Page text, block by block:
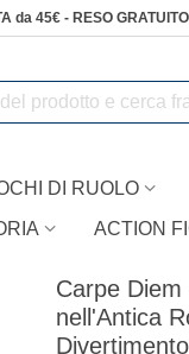
da 45€ - RESO GRATUITO
DI RUOLO
ACTION
Carpe
nell'Antica